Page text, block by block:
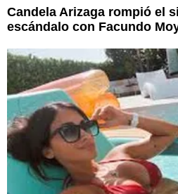
Candela Arizaga rompió el
escándalo con Facundo